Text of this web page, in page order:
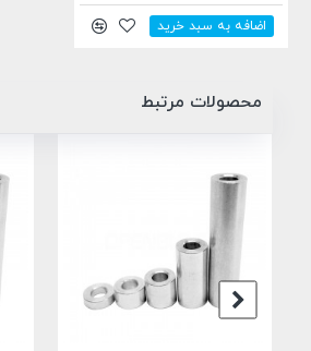
اضافه به سبد خرید
محصولات مرتبط